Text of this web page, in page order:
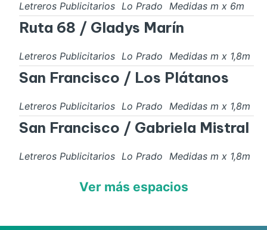
Letreros Publicitarios Lo Prado Medidas m x 6m
Ruta 68 / Gladys Marín
Letreros Publicitarios Lo Prado Medidas m x 1,8m
San Francisco / Los Plátanos
Letreros Publicitarios Lo Prado Medidas m x 1,8m
San Francisco / Gabriela Mistral
Letreros Publicitarios Lo Prado Medidas m x 1,8m
Ver más espacios